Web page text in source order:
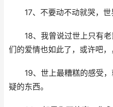
17、不要动不动就哭，
18、我曾说过世上只有
们的爱情也如此了，或许吧，
19、世上最糟糕的感受
疑的东西。